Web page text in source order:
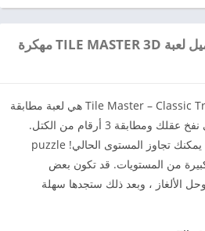
التفاصيل والمراجعة لـ تحميل لعبة TILE MASTER 3D مهكرة
Tile Master – Classic Triple Match & Puzzle Game هي لعبة مطابقة
صعبة. 🧩 في اللعبة ، تحتاج إلى نفخ عقلك ومطابقة 3 أرقام من الكتل.
عندما يتم مطابقة جميع البلاط ، يمكنك تجاوز المستوى الحالي! puzzle
كبيرة من المستويات. قد تكون بعض
الألغاز ، وبعد ذلك ستجدها سهلة